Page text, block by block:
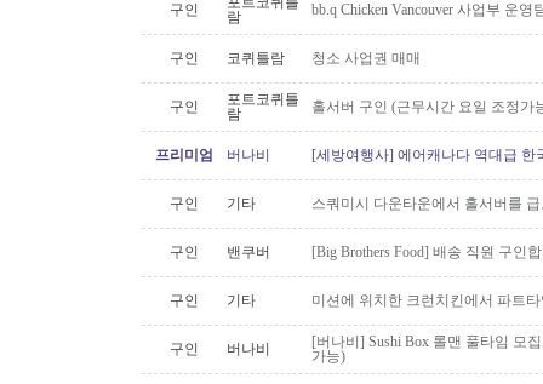
구인
람
bb.q Chicken Vancouver 사업부 운
구인 코퀴틀람 청소 사업권 매매
구인
포트코퀴틀
람
홀서버 구인 (근무시간 요일 조정가
프리미엄 버나비 [세방여행사] 에어캐나다 역대급 한
구인 기타 스쿼미시 다운타운에서 홀서버를
구인 밴쿠버 [Big Brothers Food] 배송 직원 구인
구인 기타 미션에 위치한 크런치킨에서 파트
구인 버나비
[버나비] Sushi Box 롤맨 풀타임 모
가능)